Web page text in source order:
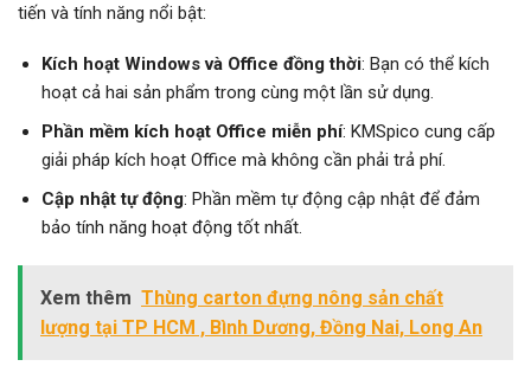
tiến và tính năng nổi bật:
Kích hoạt Windows và Office đồng thời: Bạn có thể kích
hoạt cả hai sản phẩm trong cùng một lần sử dụng.
Phần mềm kích hoạt Office miễn phí: KMSpico cung cấp
giải pháp kích hoạt Office mà không cần phải trả phí.
Cập nhật tự động: Phần mềm tự động cập nhật để đảm
bảo tính năng hoạt động tốt nhất.
Xem thêm Thùng carton đựng nông sản chất
lượng tại TP HCM , Bình Dương, Đồng Nai, Long An